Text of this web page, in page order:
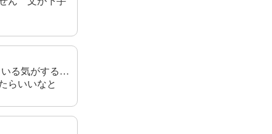
る気がする…
らいいなと